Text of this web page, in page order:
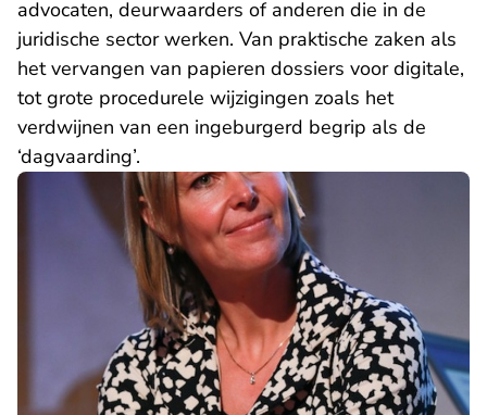
advocaten, deurwaarders of anderen die in de
juridische sector werken. Van praktische zaken als
het vervangen van papieren dossiers voor digitale,
tot grote procedurele wijzigingen zoals het
verdwijnen van een ingeburgerd begrip als de
‘dagvaarding’.